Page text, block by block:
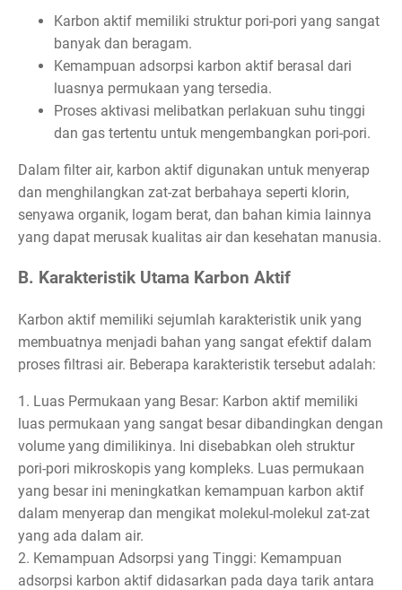
Karbon aktif memiliki struktur pori-pori yang sangat
banyak dan beragam.
Kemampuan adsorpsi karbon aktif berasal dari
luasnya permukaan yang tersedia.
Proses aktivasi melibatkan perlakuan suhu tinggi
dan gas tertentu untuk mengembangkan pori-pori.
Dalam filter air, karbon aktif digunakan untuk menyerap
dan menghilangkan zat-zat berbahaya seperti klorin,
senyawa organik, logam berat, dan bahan kimia lainnya
yang dapat merusak kualitas air dan kesehatan manusia.
B. Karakteristik Utama Karbon Aktif
Karbon aktif memiliki sejumlah karakteristik unik yang
membuatnya menjadi bahan yang sangat efektif dalam
proses filtrasi air. Beberapa karakteristik tersebut adalah:
1. Luas Permukaan yang Besar: Karbon aktif memiliki
luas permukaan yang sangat besar dibandingkan dengan
volume yang dimilikinya. Ini disebabkan oleh struktur
pori-pori mikroskopis yang kompleks. Luas permukaan
yang besar ini meningkatkan kemampuan karbon aktif
dalam menyerap dan mengikat molekul-molekul zat-zat
yang ada dalam air.
2. Kemampuan Adsorpsi yang Tinggi: Kemampuan
adsorpsi karbon aktif didasarkan pada daya tarik antara